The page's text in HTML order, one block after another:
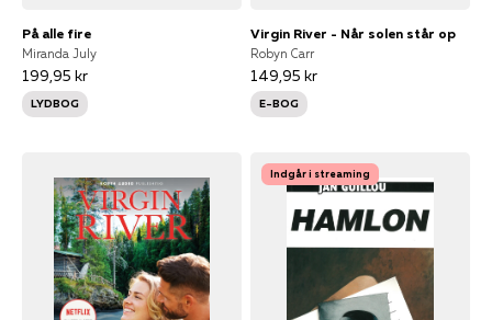
På alle fire
Miranda July
199,95 kr
LYDBOG
Virgin River - Når solen står op
Robyn Carr
149,95 kr
E-BOG
Indgår i streaming